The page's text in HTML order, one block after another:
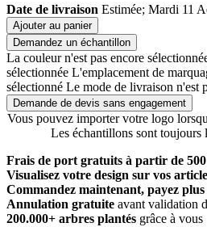
Date de livraison Estimée; Mardi 11
Ajouter au panier
Demandez un échantillon
La couleur n'est pas encore
sélectionnée L'emplacement de
sélectionné Le mode de livraison n'est
Demande de devis sans engagement
Vous pouvez importer votre logo
Les échantillons sont toujours
Frais de port gratuits à partir de
Visualisez votre design sur vos
Commandez maintenant, payez
Annulation gratuite avant validation
200.000+ arbres plantés grâce à vous